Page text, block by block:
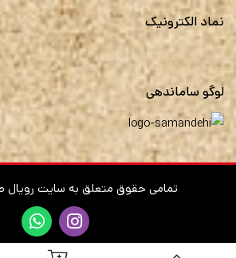
نماد الکترونیک
لوگو ساماندهی
تمامی حقوق متعلق به سایت رویال